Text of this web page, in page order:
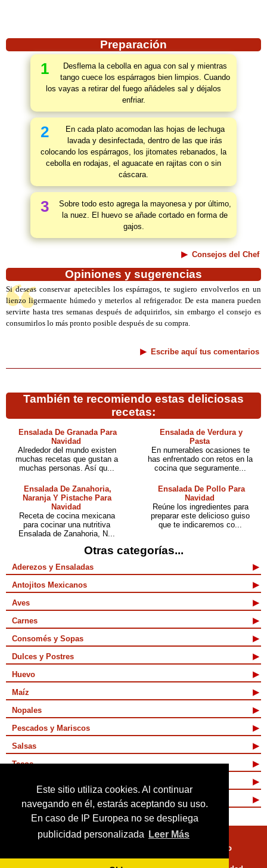
Este sitio utiliza cookies. Al continuar
navegando en él, estarás aceptando su uso.
En caso de IP Europea no se despliega
publicidad personalizada
Leer Más
Preparación
1
Desflema la cebolla en agua con sal y mientras
tango cuece los espárragos bien limpios. Cuando
los vayas a retirar del fuego añádeles sal y déjalos
enfriar.
2
En cada plato acomodan las hojas de lechuga
lavada y desinfectada, dentro de las que irás
colocando los espárragos, los jitomates rebanados, la
cebolla en rodajas, el aguacate en rajitas con o sin
cáscara.
3
Sobre todo esto agrega la mayonesa y por último,
la nuez. El huevo se añade cortado en forma de
gajos.
Consejos del Chef
Opiniones y sugerencias
Si deseas conservar apetecibles los espárragos, te sugiero envolverlos en un
lienzo ligermaente húmedo y meterlos al refrigerador. De esta manera pueden
servirte hasta tres semanas después de adquirirlos, sin embargo el consejo es
consumirlos lo más pronto posible después de su compra.
Escribe aquí tus comentarios
También te recomiendo estas deliciosas
recetas:
Ensalada De Granada Para
Navidad
Alrededor del mundo existen
muchas recetas que gustan a
muchas personas. Así qu...
Ensalada de Verdura y
Pasta
En numerables ocasiones te
has enfrentado con retos en la
cocina que seguramente...
Ensalada De Zanahoria,
Naranja Y Pistache Para
Navidad
Receta de cocina mexicana
para cocinar una nutritiva
Ensalada de Zanahoria, N...
Ensalada De Pollo Para
Navidad
Reúne los ingredientes para
preparar este delicioso guiso
que te indicaremos co...
Otras categorías...
Aderezos y Ensaladas
Antojitos Mexicanos
Aves
Carnes
Consomés y Sopas
Dulces y Postres
Huevo
Maíz
Nopales
Pescados y Mariscos
Salsas
Tacos
Vegetarianas
Términos de Uso